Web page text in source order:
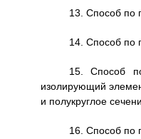
13. Способ по
14. Способ по
15. Способ
изолирующий
и полукруглое
16. Способ по